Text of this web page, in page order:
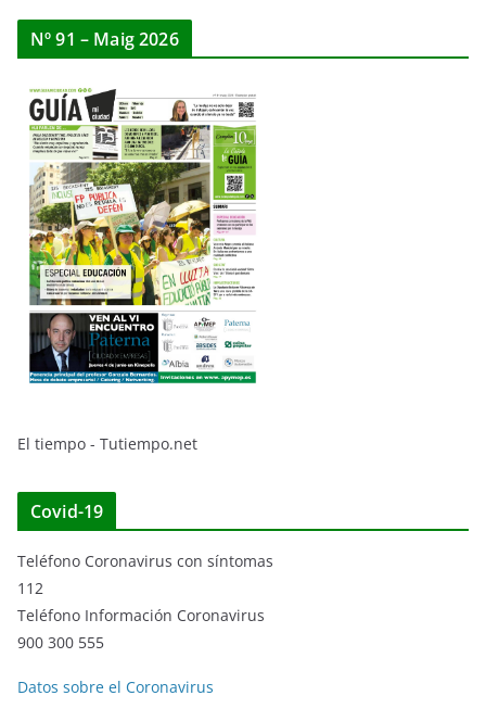
Nº 91 – Maig 2026
El tiempo - Tutiempo.net
Covid-19
Teléfono Coronavirus con síntomas
112
Teléfono Información Coronavirus
900 300 555
Datos sobre el Coronavirus